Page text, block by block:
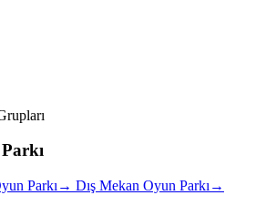
Parkı → Dış Mekan Oyun Parkı →